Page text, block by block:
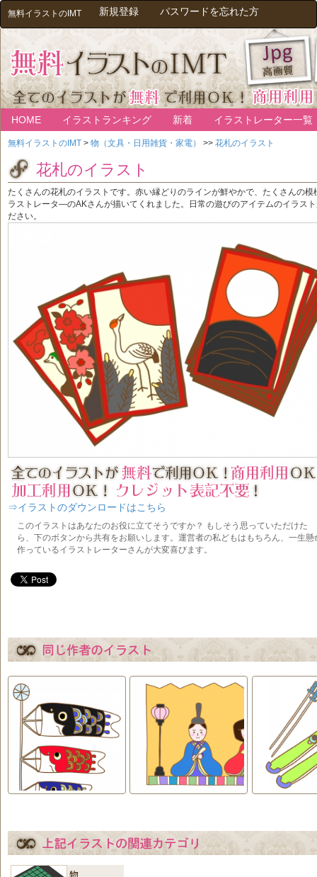
無料イラストのIMT 新規登録 パスワードを忘れた方
HOME イラストランキング 新着 イラストレーター一覧
無料イラストのIMT > 物（文具・日用雑貨・家電） >> 花札のイラスト
花札のイラスト
たくさんの花札のイラストです。赤い縁どりのラインが鮮やかで、たくさんの
ラストレータ―のAKさんが描いてくれました。日常の遊びのアイテムのイラス
ださい。
⇒イラストのダウンロードはこちら